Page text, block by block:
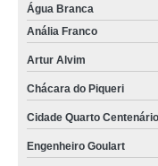
Água Branca
Anália Franco
Artur Alvim
Chácara do Piqueri
Cidade Quarto Centenário
Engenheiro Goulart